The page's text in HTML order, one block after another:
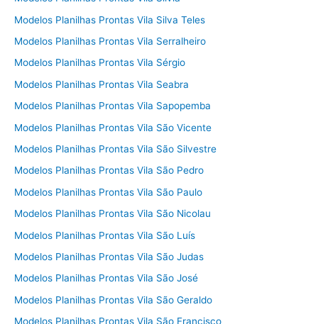
Modelos Planilhas Prontas Vila Silva Teles
Modelos Planilhas Prontas Vila Serralheiro
Modelos Planilhas Prontas Vila Sérgio
Modelos Planilhas Prontas Vila Seabra
Modelos Planilhas Prontas Vila Sapopemba
Modelos Planilhas Prontas Vila São Vicente
Modelos Planilhas Prontas Vila São Silvestre
Modelos Planilhas Prontas Vila São Pedro
Modelos Planilhas Prontas Vila São Paulo
Modelos Planilhas Prontas Vila São Nicolau
Modelos Planilhas Prontas Vila São Luís
Modelos Planilhas Prontas Vila São Judas
Modelos Planilhas Prontas Vila São José
Modelos Planilhas Prontas Vila São Geraldo
Modelos Planilhas Prontas Vila São Francisco